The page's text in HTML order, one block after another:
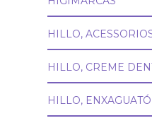
HILLO,
HILLO, CREME
HILLO,